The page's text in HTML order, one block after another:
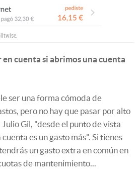
cuenta si abrimos una cuenta
ser una forma cómoda de
pero no hay que pasar por alto
Gil, "desde el punto de vista
es un gasto más". Si tienes
un gasto extra en común en
de mantenimiento...